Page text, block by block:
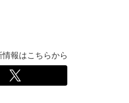
情報はこちらから